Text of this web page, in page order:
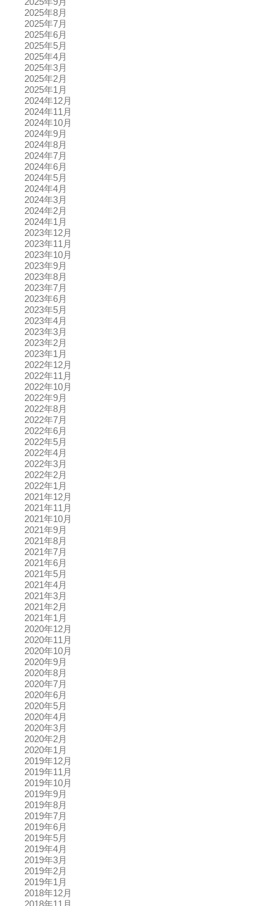
2025年8月
2025年7月
2025年6月
2025年5月
2025年4月
2025年3月
2025年2月
2025年1月
2024年12月
2024年11月
2024年10月
2024年9月
2024年8月
2024年7月
2024年6月
2024年5月
2024年4月
2024年3月
2024年2月
2024年1月
2023年12月
2023年11月
2023年10月
2023年9月
2023年8月
2023年7月
2023年6月
2023年5月
2023年4月
2023年3月
2023年2月
2023年1月
2022年12月
2022年11月
2022年10月
2022年9月
2022年8月
2022年7月
2022年6月
2022年5月
2022年4月
2022年3月
2022年2月
2022年1月
2021年12月
2021年11月
2021年10月
2021年9月
2021年8月
2021年7月
2021年6月
2021年5月
2021年4月
2021年3月
2021年2月
2021年1月
2020年12月
2020年11月
2020年10月
2020年9月
2020年8月
2020年7月
2020年6月
2020年5月
2020年4月
2020年3月
2020年2月
2020年1月
2019年12月
2019年11月
2019年10月
2019年9月
2019年8月
2019年7月
2019年6月
2019年5月
2019年4月
2019年3月
2019年2月
2019年1月
2018年12月
2018年11月